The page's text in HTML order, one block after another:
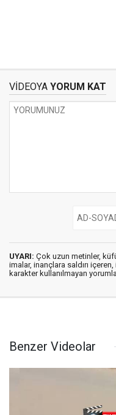
VİDEOYA YORUM KAT
UYARI: Çok uzun metinler,
imalar, inançlara saldırı
karakter kullanılmayan
Benzer Videolar